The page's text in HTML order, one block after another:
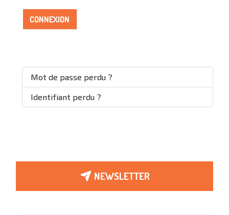
CONNEXION
Mot de passe perdu ?
Identifiant perdu ?
NEWSLETTER